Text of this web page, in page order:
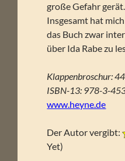
große Gefahr
Insgesamt hat
das Buch zwar
über Ida Rabe zu
Klappenbroschur:
ISBN-13: 978-3-
www.heyne.de
Der Autor vergibt:
Yet)